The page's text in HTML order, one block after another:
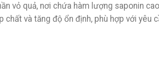
vỏ quả, nơi chứa hàm lượng saponin
và tăng độ ổn định, phù hợp với yêu